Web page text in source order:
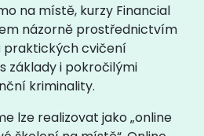
na místě, kurzy Financial
názorně prostřednictvím
praktických cvičení
základy i pokročilými
kriminality.
lze realizovat jako „online